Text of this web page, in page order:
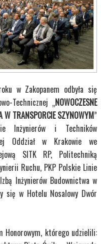
w Zakopanem odbyła się
Technicznej „NOWOCZESNE
W TRANSPORCIE SZYNOWYM”
Inżynierów i Techników
Oddział w Krakowie we
SITK RP, Politechniką
Ruchu, PKP Polskie Linie
Inżynierów Budownictwa w
się w Hotelu Nosalowy Dwór
Honorowym, którego udzielili: